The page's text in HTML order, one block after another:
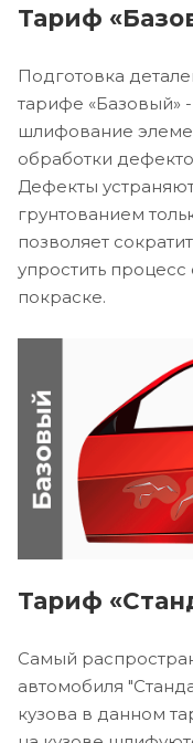
Тариф
Подготовка
тарифе «Базовый»
шлифование
обработки
Дефекты
грунтованием
позволяет
упростить
покраске.
Тариф
Самый
автомобиля
кузова в данном